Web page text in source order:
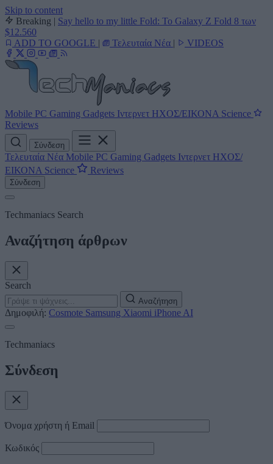
Skip to content
Breaking | Say hello to my little Fold: Το Galaxy Z Fold 8 των
$12.560
ADD TO GOOGLE | Τελευταία Νέα | VIDEOS
Mobile PC Gaming Gadgets Ιντερνετ ΗΧΟΣ/ΕΙΚΟΝΑ Science
Reviews
Σύνδεση
Τελευταία Νέα Mobile PC Gaming Gadgets Ιντερνετ ΗΧΟΣ/
ΕΙΚΟΝΑ Science Reviews
Σύνδεση
Techmaniacs Search
Αναζήτηση άρθρων
Search
Αναζήτηση
Δημοφιλή: Cosmote Samsung Xiaomi iPhone AI
Techmaniacs
Σύνδεση
Όνομα χρήστη ή Email
Κωδικός